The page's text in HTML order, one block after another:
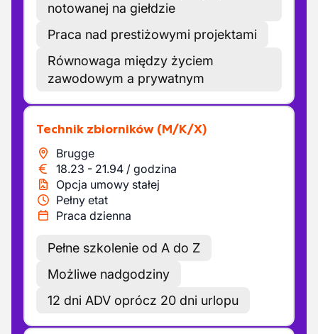
notowanej na giełdzie
Praca nad prestiżowymi projektami
Równowaga między życiem
zawodowym a prywatnym
Technik zbiorników (M/K/X)
Brugge
18.23 - 21.94 / godzina
Opcja umowy stałej
Pełny etat
Praca dzienna
Pełne szkolenie od A do Z
Możliwe nadgodziny
12 dni ADV oprócz 20 dni urlopu